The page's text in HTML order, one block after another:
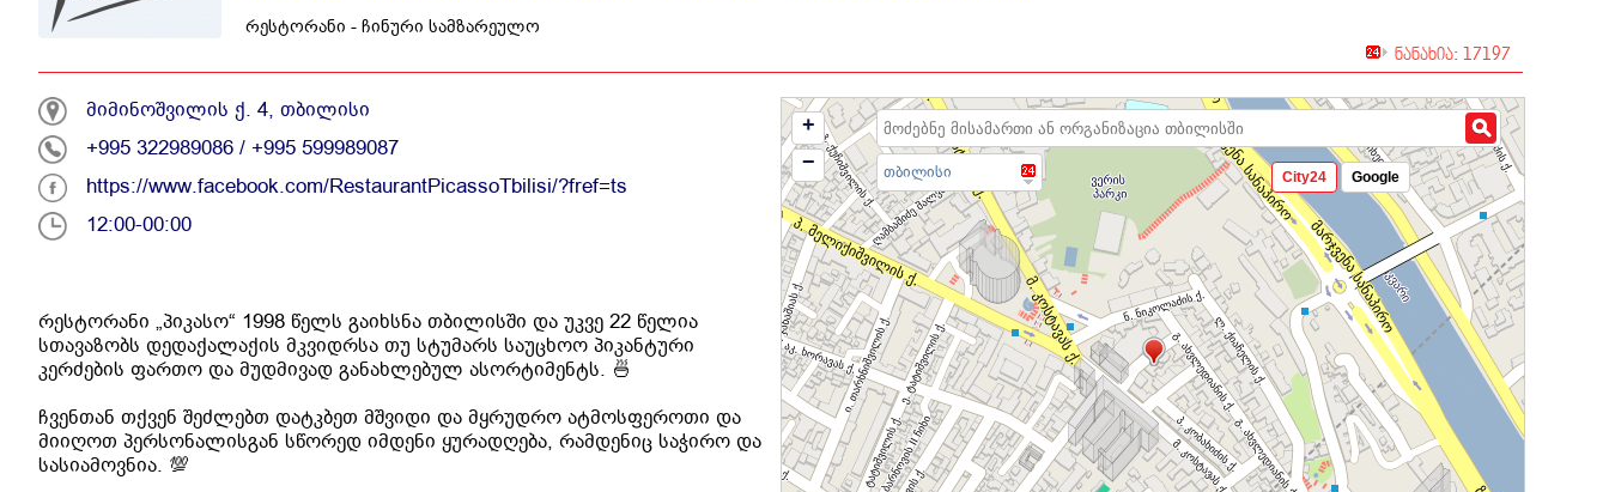
რესტორანი - ჩინური სამზარეულო
ნანახია: 17197
მიმინოშვილის ქ. 4, თბილისი
+995 322989086 / +995 599989087
https://www.facebook.com/RestaurantPicassoTbilisi/?fref=ts
12:00-00:00
თბილისი
+
−
City24 Google
რესტორანი „პიკასო“ 1998 წელს გაიხსნა თბილისში და უკვე 22 წელია
სთავაზობს დედაქალაქის მკვიდრსა თუ სტუმარს საუცხოო პიკანტური
კერძების ფართო და მუდმივად განახლებულ ასორტიმენტს. 🍜
ჩვენთან თქვენ შეძლებთ დატკბეთ მშვიდი და მყრუდრო ატმოსფეროთი და
მიიღოთ პერსონალისგან სწორედ იმდენი ყურადღება, რამდენიც საჭირო და
სასიამოვნია. 💯